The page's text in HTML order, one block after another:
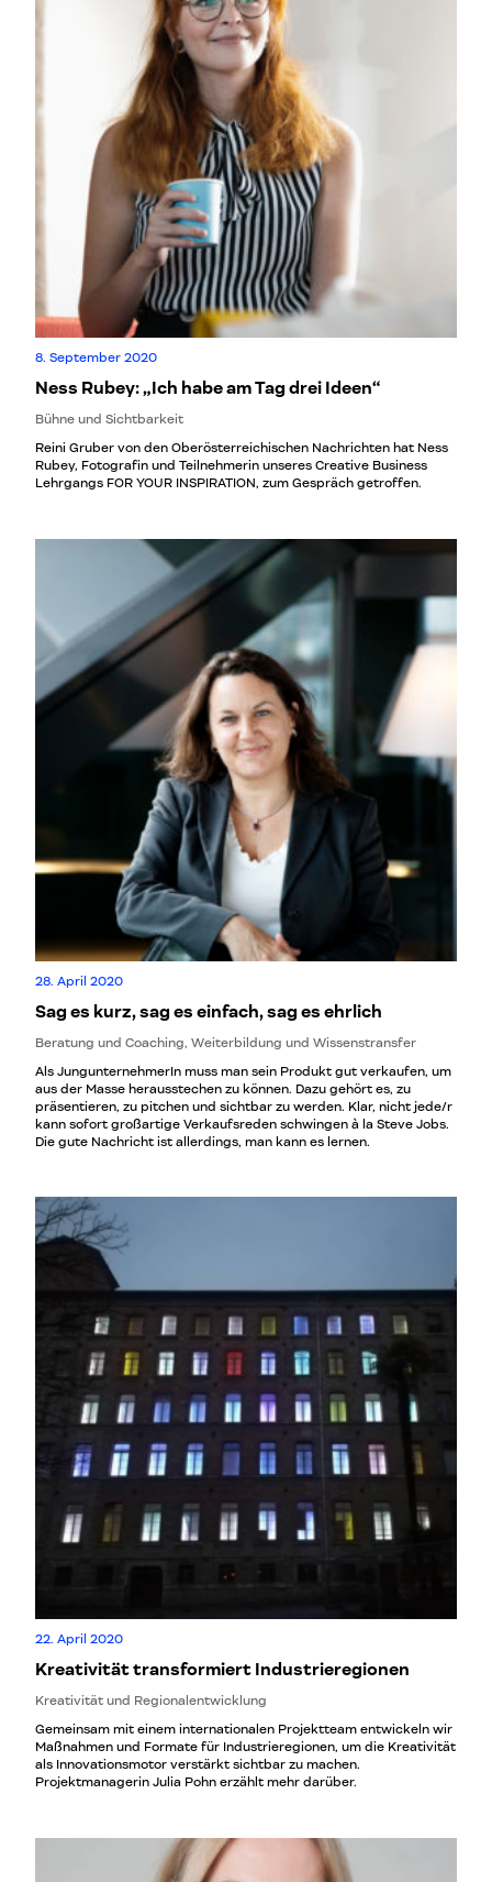
8. September 2020
Ness Rubey: „Ich habe am Tag drei Ideen“
Bühne und Sichtbarkeit
Reini Gruber von den Oberösterreichischen Nachrichten hat Ness
Rubey, Fotografin und Teilnehmerin unseres Creative Business
Lehrgangs FOR YOUR INSPIRATION, zum Gespräch getroffen.
28. April 2020
Sag es kurz, sag es einfach, sag es ehrlich
Beratung und Coaching, Weiterbildung und Wissenstransfer
Als JungunternehmerIn muss man sein Produkt gut verkaufen, um
aus der Masse herausstechen zu können. Dazu gehört es, zu
präsentieren, zu pitchen und sichtbar zu werden. Klar, nicht jede/r
kann sofort großartige Verkaufsreden schwingen à la Steve Jobs.
Die gute Nachricht ist allerdings, man kann es lernen.
22. April 2020
Kreativität transformiert Industrieregionen
Kreativität und Regionalentwicklung
Gemeinsam mit einem internationalen Projektteam entwickeln wir
Maßnahmen und Formate für Industrieregionen, um die Kreativität
als Innovationsmotor verstärkt sichtbar zu machen.
Projektmanagerin Julia Pohn erzählt mehr darüber.